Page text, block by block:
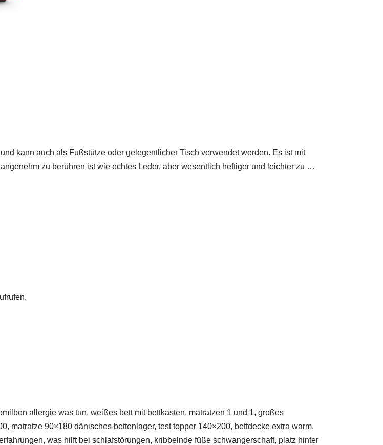
kann auch als Fußstütze oder gelegentlicher Tisch verwendet werden. Es ist mit
zu berühren ist wie echtes Leder, aber wesentlich heftiger und leichter zu …
allergie was tun, weißes bett mit bettkasten, matratzen 1 und 1, großes
matratze 90×180 dänisches bettenlager, test topper 140×200, bettdecke extra warm,
was hilft bei schlafstörungen, kribbelnde füße schwangerschaft, platz hinter